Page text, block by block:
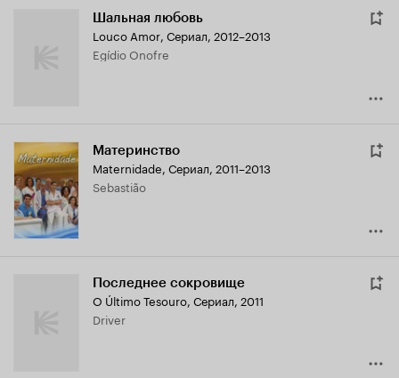
Шальная любовь
Louco Amor, Сериал, 2012–2013
Egídio Onofre
Материнство
Maternidade, Сериал, 2011–2013
Sebastião
Последнее сокровище
O Último Tesouro, Сериал, 2011
Driver